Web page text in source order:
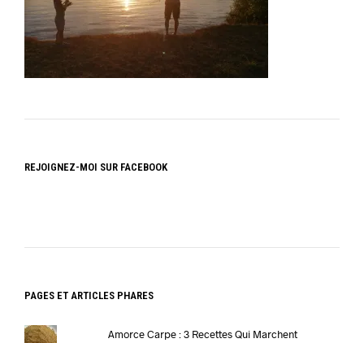
REJOIGNEZ-MOI SUR FACEBOOK
PAGES ET ARTICLES PHARES
Amorce Carpe : 3 Recettes Qui Marchent